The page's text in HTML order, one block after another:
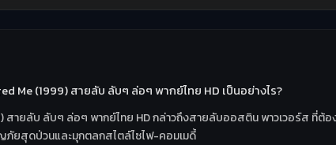
Me (1999) สายลับ ลับๆ ล่อๆ พากย์ไทย HD เป็นอย่างไร?
สายลับ ลับๆ ล่อๆ พากย์ไทย HD กล่าวถึงสายลับออสติน พาวเวอร์ส ที่ต้
ญภัยสุดป่วนและมุกตลกสไตล์ไซไฟ-คอมเมดี้